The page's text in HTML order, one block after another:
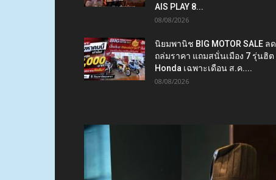
AIS PLAY 8...
08/08/2026
นิยมพานิช BIG MOTOR SALE ลด
ถล่มราคา แถมสนั่นเมือง 7 รุ่นฮิต
Honda เฉพาะเดือน ส.ค....
08/08/2026